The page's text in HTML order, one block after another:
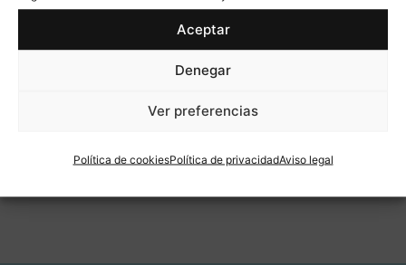
Aceptar
Denegar
Ver preferencias
Política de cookiesPolítica de privacidadAviso legal
+1.50 +2.00
AÑADIR AL CARRITO